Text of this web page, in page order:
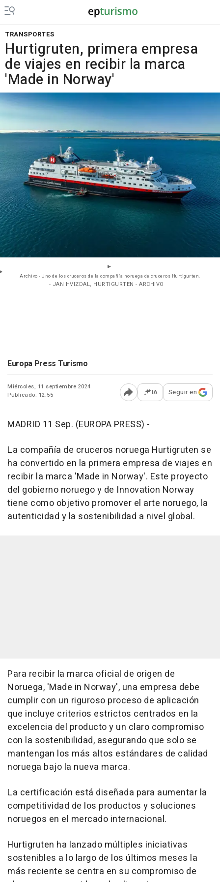
TRANSPORTES
Hurtigruten, primera empresa
de viajes en recibir la marca
'Made in Norway'
Archivo - Uno de los cruceros de la compañía noruega de cruceros Hurtigurten.
- JAN HVIZDAL, HURTIGURTEN - ARCHIVO
Europa Press Turismo
Miércoles, 11 septiembre 2024
Publicado: 12:55
Abrir opciones para
IA Seguir en
MADRID 11 Sep. (EUROPA PRESS) -
La compañía de cruceros noruega Hurtigruten se
ha convertido en la primera empresa de viajes en
recibir la marca 'Made in Norway'. Este proyecto
del gobierno noruego y de Innovation Norway
tiene como objetivo promover el arte noruego, la
autenticidad y la sostenibilidad a nivel global.
Para recibir la marca oficial de origen de
Noruega, 'Made in Norway', una empresa debe
cumplir con un riguroso proceso de aplicación
que incluye criterios estrictos centrados en la
excelencia del producto y un claro compromiso
con la sostenibilidad, asegurando que solo se
mantengan los más altos estándares de calidad
noruega bajo la nueva marca.
La certificación está diseñada para aumentar la
competitividad de los productos y soluciones
noruegos en el mercado internacional.
Hurtigruten ha lanzado múltiples iniciativas
sostenibles a lo largo de los últimos meses la
más reciente se centra en su compromiso de